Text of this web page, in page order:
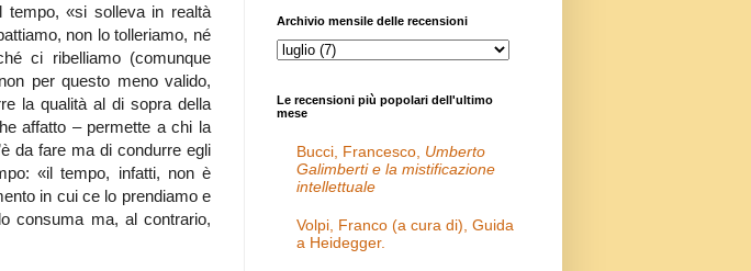
tempo, «si solleva in realtà
non lo tolleriamo, né
ci ribelliamo (comunque
per questo meno valido,
la qualità al di sopra della
affatto – permette a chi la
da fare ma di condurre egli
«il tempo, infatti, non è
in cui ce lo prendiamo e
consuma ma, al contrario,
Archivio mensile delle recensioni
Le recensioni più popolari dell'ultimo
mese
Bucci, Francesco, Umberto
Galimberti e la mistificazione
intellettuale
Volpi, Franco (a cura di), Guida
a Heidegger.